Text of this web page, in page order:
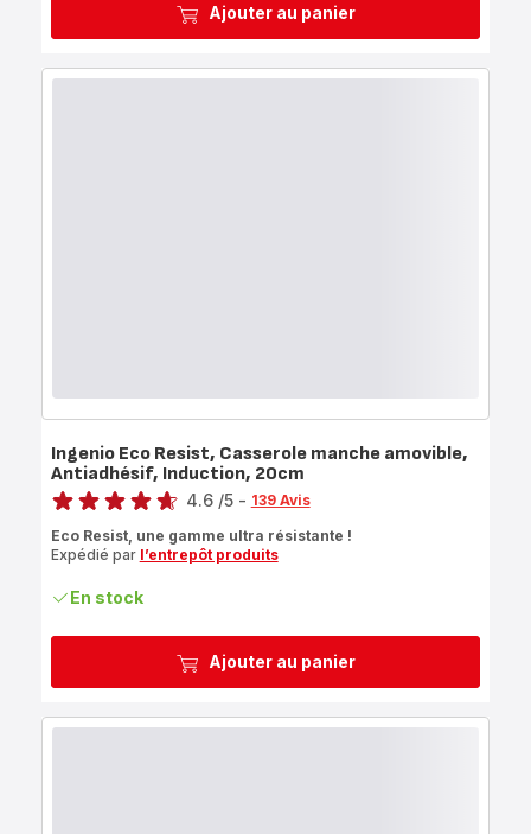
Ajouter au panier
Ajouter au panier
Ingenio Eco Resist, Casserole manche amovible,
Antiadhésif, Induction, 20cm
Note
4.6 /5 - 139 Avis
Eco Resist, une gamme ultra résistante !
Expédié par l’entrepôt produits
En stock